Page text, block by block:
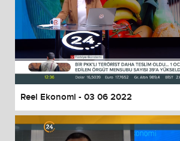
Reel Ekonomi - 03 06 2022